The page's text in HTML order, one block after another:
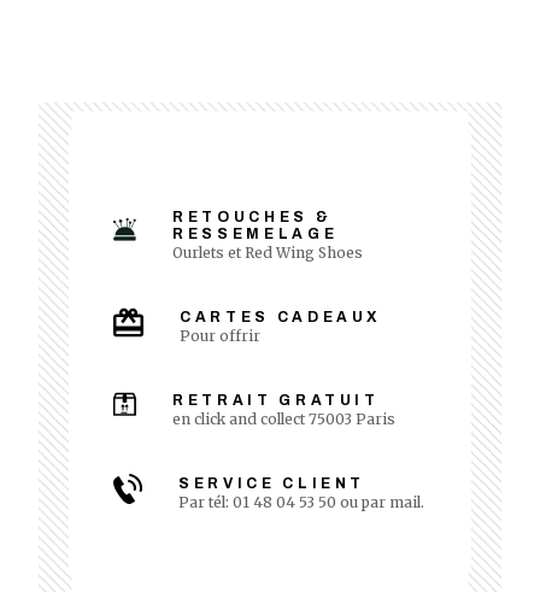
RETOUCHES &
RESSEMELAGE
Ourlets et Red Wing Shoes
CARTES CADEAUX
Pour offrir
RETRAIT GRATUIT
en click and collect 75003 Paris
SERVICE CLIENT
Par tél: 01 48 04 53 50 ou par mail.